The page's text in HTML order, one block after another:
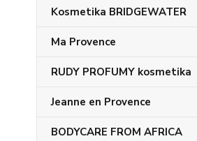
Kosmetika BRIDGEWATER
Ma Provence
RUDY PROFUMY kosmetika
Jeanne en Provence
BODYCARE FROM AFRICA